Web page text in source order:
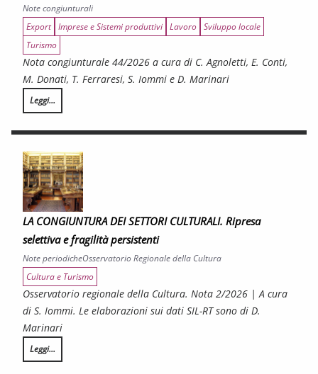
Note congiunturali
Export Imprese e Sistemi produttivi Lavoro Sviluppo locale
Turismo
Nota congiunturale 44/2026 a cura di C. Agnoletti, E. Conti,
M. Donati, T. Ferraresi, S. Iommi e D. Marinari
Leggi...
LA CONGIUNTURA NELLE PROVINCE TOSCANE
LA CONGIUNTURA DEI SETTORI CULTURALI. Ripresa
selettiva e fragilità persistenti
Note periodicheOsservatorio Regionale della Cultura
Cultura e Turismo
Osservatorio regionale della Cultura. Nota 2/2026 | A cura
di S. Iommi. Le elaborazioni sui dati SIL-RT sono di D.
Marinari
Leggi...
LA CONGIUNTURA DEI SETTORI CULTURALI. Ripresa selettiva e fragilità